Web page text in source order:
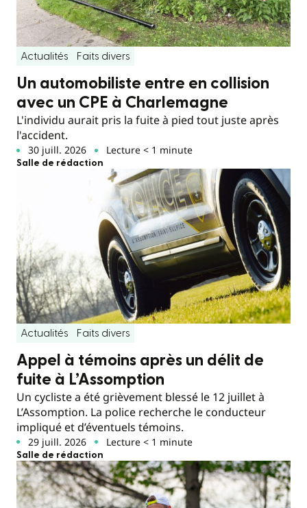
Actualités Faits divers
Un automobiliste entre en collision
avec un CPE à Charlemagne
L'individu aurait pris la fuite à pied tout juste après
l'accident.
30 juill. 2026 Lecture < 1 minute
Salle de rédaction
Actualités Faits divers
Appel à témoins après un délit de
fuite à L’Assomption
Un cycliste a été grièvement blessé le 12 juillet à
L’Assomption. La police recherche le conducteur
impliqué et d’éventuels témoins.
29 juill. 2026 Lecture < 1 minute
Salle de rédaction